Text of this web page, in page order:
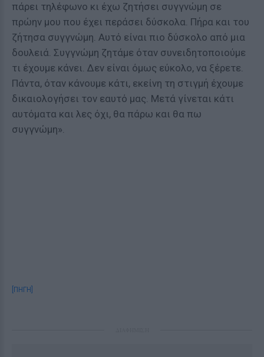
πάρει τηλέφωνο κι έχω ζητήσει συγγνώμη σε
πρώην μου που έχει περάσει δύσκολα. Πήρα και του
ζήτησα συγγνώμη. Αυτό είναι πιο δύσκολο από μια
δουλειά. Συγγνώμη ζητάμε όταν συνειδητοποιούμε
τι έχουμε κάνει. Δεν είναι όμως εύκολο, να ξέρετε.
Πάντα, όταν κάνουμε κάτι, εκείνη τη στιγμή έχουμε
δικαιολογήσει τον εαυτό μας. Μετά γίνεται κάτι
αυτόματα και λες όχι, θα πάρω και θα πω
συγγνώμη».
[ΠΗΓΗ]